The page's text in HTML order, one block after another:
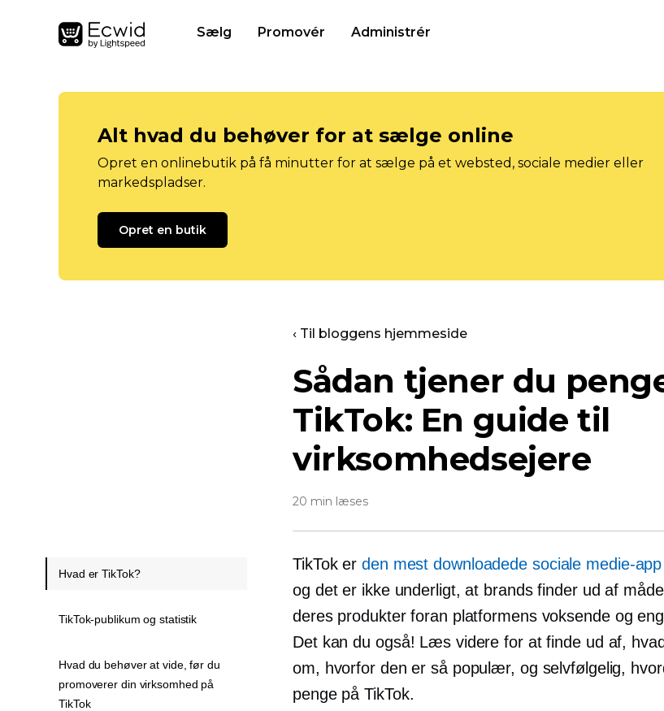
Sælg Promovér Administrér
Alt hvad du behøver for at sælge online
Opret en onlinebutik på få minutter for at sælge på et websted, sociale medier eller
markedspladser.
Opret en butik
‹ Til bloggens hjemmeside
Sådan tjener du
TikTok: En guide til
virksomhedsejere
20 min læses
TikTok erden mest downloadede sociale medie-
og det er ikke underligt, at brands finder ud af
deres produkter foran platformens voksende og
Det kan du også! Læs videre for at finde ud af,
om, hvorfor den er så populær, og selvfølgelig,
penge på TikTok.
Hvad er TikTok?
TikTok-publikum og statistik
Hvad du behøver at vide, før du
promoverer din virksomhed på
TikTok